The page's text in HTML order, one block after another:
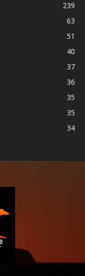
239
63
51
40
37
36
35
35
34